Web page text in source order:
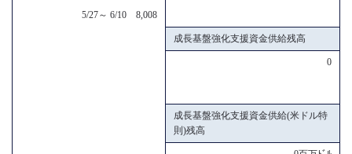
5/27～ 6/10 8,008
成長基盤強化支援資金供給残高
0
成長基盤強化支援資金供給(米ドル特
則)残高